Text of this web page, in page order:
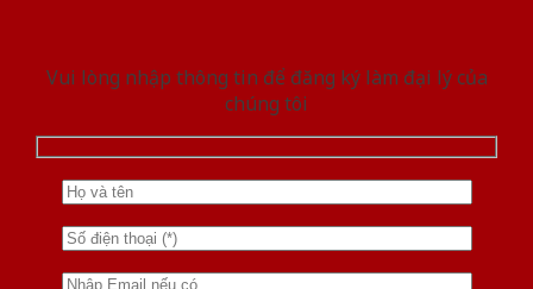
Vui lòng nhập thông tin để đăng ký làm đại lý của
chúng tôi